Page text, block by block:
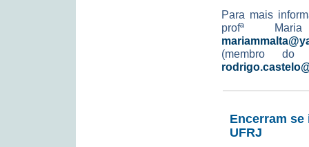
Para mais
profª
(membro do
Encerram
UFRJ